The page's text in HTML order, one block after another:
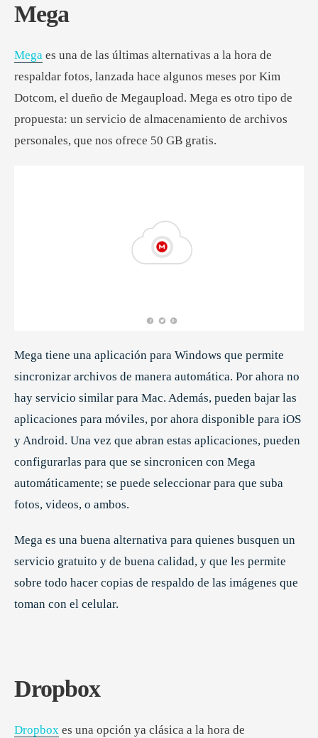
Mega
Mega es una de las últimas alternativas a la hora de
respaldar fotos, lanzada hace algunos meses por Kim
Dotcom, el dueño de Megaupload. Mega es otro tipo de
propuesta: un servicio de almacenamiento de archivos
personales, que nos ofrece 50 GB gratis.
Mega tiene una aplicación para Windows que permite
sincronizar archivos de manera automática. Por ahora no
hay servicio similar para Mac. Además, pueden bajar las
aplicaciones para móviles, por ahora disponible para iOS
y Android. Una vez que abran estas aplicaciones, pueden
configurarlas para que se sincronicen con Mega
automáticamente; se puede seleccionar para que suba
fotos, videos, o ambos.
Mega es una buena alternativa para quienes busquen un
servicio gratuito y de buena calidad, y que les permite
sobre todo hacer copias de respaldo de las imágenes que
toman con el celular.
Dropbox
Dropbox es una opción ya clásica a la hora de